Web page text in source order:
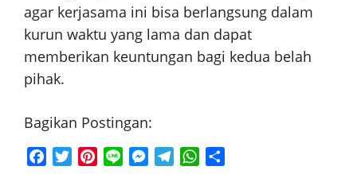
agar kerjasama ini bisa berlangsung dalam
kurun waktu yang lama dan dapat
memberikan keuntungan bagi kedua belah
pihak.
Bagikan Postingan:
M
W